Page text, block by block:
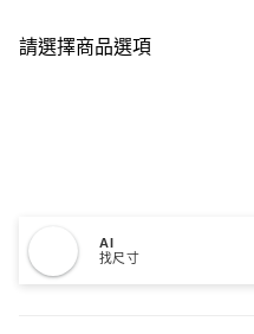
請選擇商品選項
AI
找尺寸